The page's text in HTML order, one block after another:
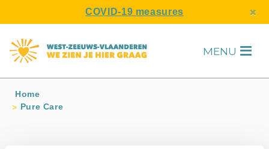
COVID-19 measures ×
MENU H
Home
Pure Care